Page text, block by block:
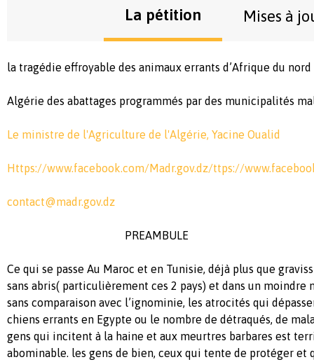
La pétition Mises à
la tragédie effroyable des animaux errants d’Afrique du nord
Algérie des abattages programmés par des municipalités
Le ministre de l'Agriculture de l'Algérie, Yacine Oualid
Https://www.facebook.com/Madr.gov.dz/ttps://
contact@madr.gov.dz
PREAMBULE
Ce qui se passe Au Maroc et en Tunisie, déjà plus que
sans abris( particulièrement ces 2 pays) et dans un moindre
sans comparaison avec l’ignominie, les atrocités qui
chiens errants en Egypte ou le nombre de détraqués, de
gens qui incitent à la haine et aux meurtres barbares est
abominable. les gens de bien, ceux qui tente de protéger et